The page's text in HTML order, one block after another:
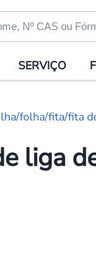
SERVIÇO
folha/fita/fita
liga